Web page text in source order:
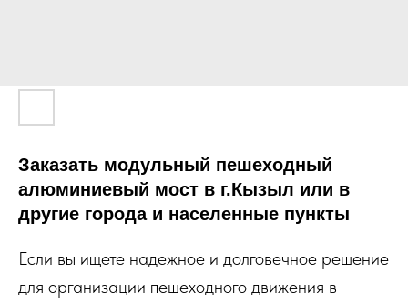
Заказать модульный пешеходный
алюминиевый мост в г.Кызыл или в
другие города и населенные пункты
Если вы ищете надежное и долговечное решение
для организации пешеходного движения в